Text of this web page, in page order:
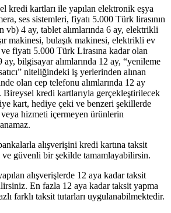
kredi kartları ile yapılan elektronik eşya
ses sistemleri, fiyatı 5.000 Türk lirasının
vb) 4 ay, tablet alımlarında 6 ay, elektrikli
makinesi, bulaşık makinesi, elektrikli ev
fiyatı 5.000 Türk Lirasına kadar olan
ay, bilgisayar alımlarında 12 ay, “yenileme
niteliğindeki iş yerlerinden alınan
olan cep telefonu alımlarında 12 ay
Bireysel kredi kartlarıyla gerçekleştirilecek
kart, hediye çeki ve benzeri şekillerde
hizmeti içermeyen ürünlerin
alışverişini kredi kartına taksit
ve güvenli bir şekilde tamamlayabilirsin.
alışverişlerde 12 aya kadar taksit
En fazla 12 aya kadar taksit yapma
farklı taksit tutarları uygulanabilmektedir.